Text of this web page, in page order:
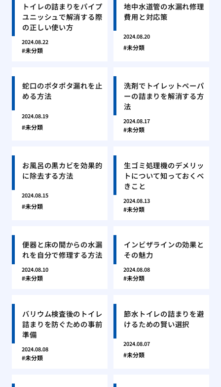
トイレの詰まりをパイプ
ユニッシュで解消する際
の正しい使い方
2024.08.22
未分類
地中水道管の水漏れ修理
費用と対応策
2024.08.20
未分類
蛇口のポタポタ漏れを止
める方法
2024.08.19
未分類
洗剤でトイレットペーパ
ーの詰まりを解消する方
法
2024.08.17
未分類
お風呂の黒カビを効果的
に除去する方法
2024.08.15
未分類
生ゴミ処理機のデメリッ
トについて知っておくべ
きこと
2024.08.13
未分類
便器と床の間からの水漏
れを自分で修理する方法
2024.08.10
未分類
インビザラインの効果と
その魅力
2024.08.08
未分類
バリウム検査後のトイレ
詰まりを防ぐための事前
準備
2024.08.08
未分類
節水トイレの詰まりを避
けるための賢い選択
2024.08.07
未分類